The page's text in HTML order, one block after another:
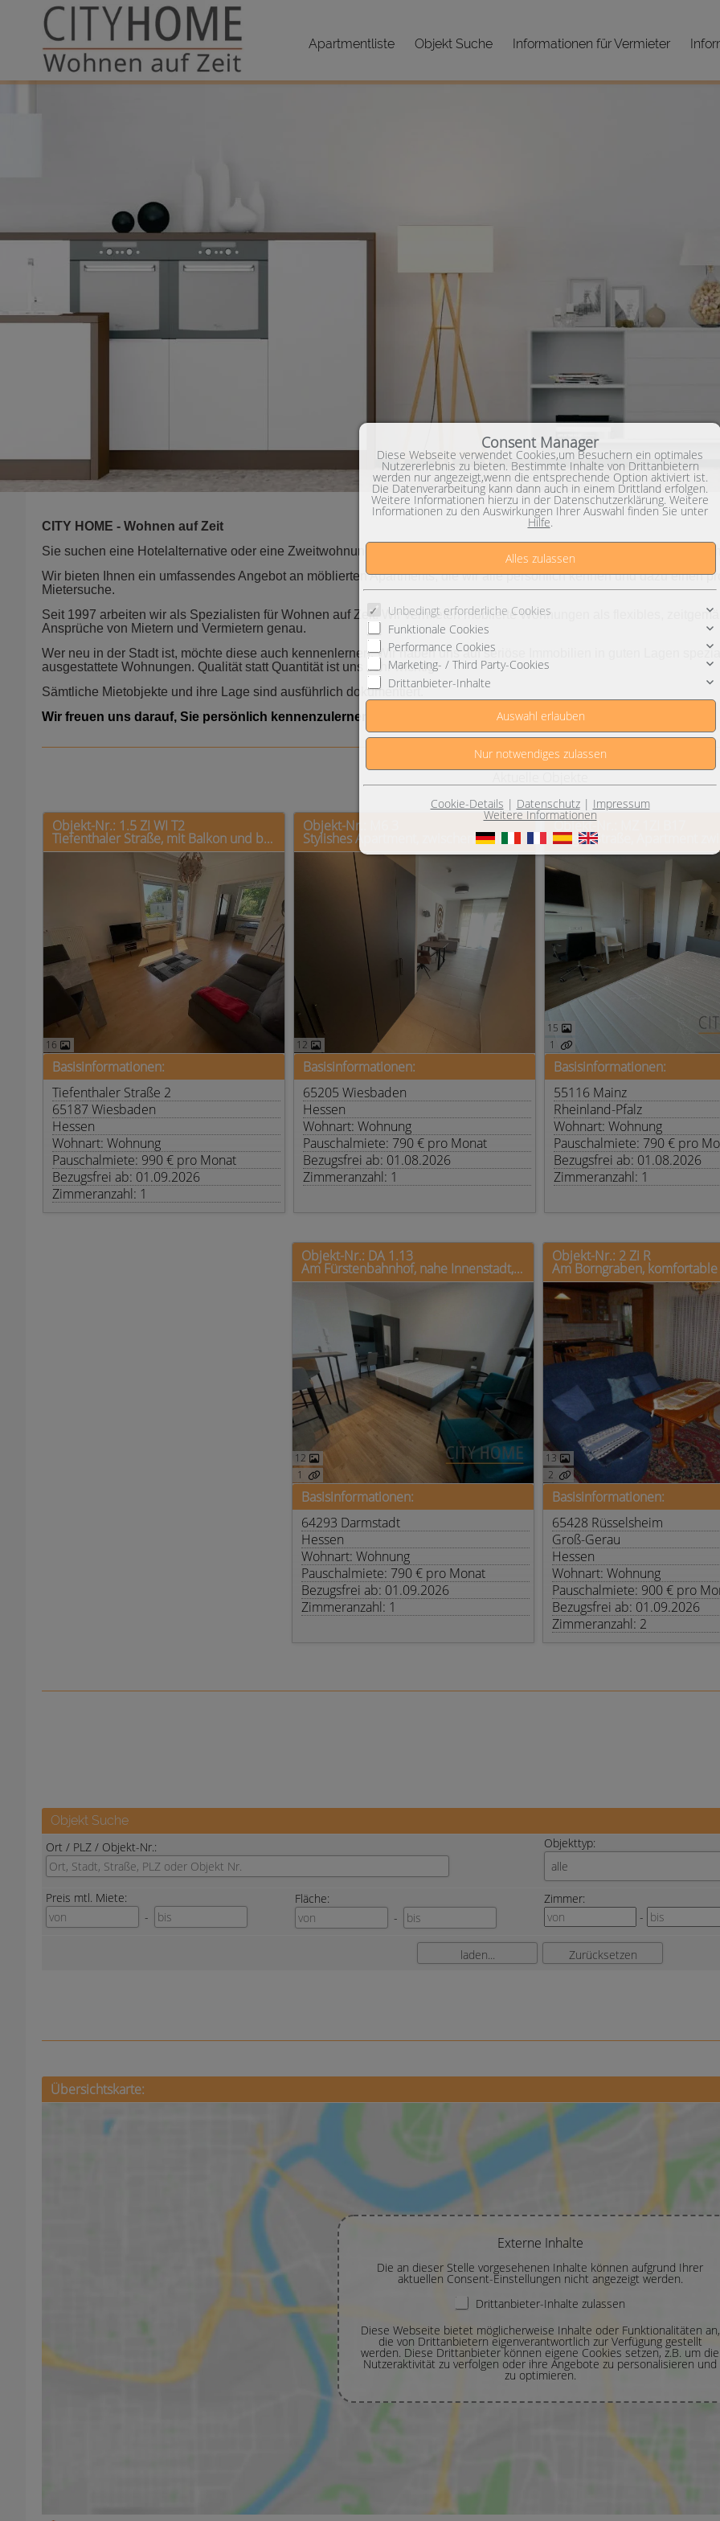
Apartmentliste Objekt Suche Informationen für Vermieter
CITY HOME - Wohnen auf Zeit
Sie suchen eine Hotelalternative oder eine Zweitwohnung zur Zwischenmiete und möchten so bald wie möglich
Wir bieten Ihnen ein umfassendes Angebot an möblierten Apartments, die wir alle persönlich kennen und dazu einen
Mietersuche.
Seit 1997 arbeiten wir als Spezialisten für Wohnen auf Zeit. Wir vermieten möblierte Wohnungen als flexibles,
Ansprüche von Mietern und Vermietern genau.
Wer neu in der Stadt ist, möchte diese auch kennenlernen. Wir haben uns auf seriöse Immobilien in guten Lagen
ausgestattete Wohnungen. Qualität statt Quantität ist uns sehr wichtig.
Sämtliche Mietobjekte und ihre Lage sind ausführlich dokumentiert.
Wir freuen uns darauf, Sie persönlich kennenzulernen!
Objekt-Nr.: 1.5 ZI WI T2
Tiefenthaler Straße, mit Balkon und bester Verkehrsanbindung
16
Basisinformationen:
Tiefenthaler Straße 2
65187 Wiesbaden
Hessen
Wohnart: Wohnung
Pauschalmiete: 990 € pro Monat
Bezugsfrei ab: 01.09.2026
Zimmeranzahl: 1
Objekt-Nr.: M6 3
12
Basisinformationen:
65205 Wiesbaden
Hessen
Wohnart: Wohnung
Pauschalmiete: 790 € pro Monat
Bezugsfrei ab: 01.08.2026
Zimmeranzahl: 1
Objekt-Nr.: MZ 1ZI B17
1
15
Basisinformationen:
55116 Mainz
Rheinland-Pfalz
Wohnart: Wohnung
Pauschalmiete: 790 € pro
Bezugsfrei ab: 01.08.2026
Zimmeranzahl: 1
Objekt-Nr.: DA 1.13
Am Fürstenbahnhof, nahe Innenstadt, super Verkehrsanbindung
1
12
Basisinformationen:
64293 Darmstadt
Hessen
Wohnart: Wohnung
Pauschalmiete: 790 € pro Monat
Bezugsfrei ab: 01.09.2026
Zimmeranzahl: 1
Objekt-Nr.: 2 Zi R
2
13
Basisinformationen:
65428 Rüsselsheim
Groß-Gerau
Hessen
Wohnart: Wohnung
Pauschalmiete: 900 € pro
Bezugsfrei ab: 01.09.2026
Zimmeranzahl: 2
Übersichtskarte:
Consent Manager
Diese Webseite verwendet Cookies,um Besuchern ein optimales
Nutzererlebnis zu bieten. Bestimmte Inhalte von Drittanbietern
werden nur angezeigt,wenn die entsprechende Option aktiviert ist.
Die Datenverarbeitung kann dann auch in einem Drittland erfolgen.
Weitere Informationen hierzu in der Datenschutzerklärung. Weitere
Informationen zu den Auswirkungen Ihrer Auswahl finden Sie unter
Hilfe.
Unbedingt erforderliche Cookies
Funktionale Cookies
Performance Cookies
Marketing- / Third Party-Cookies
Drittanbieter-Inhalte
Cookie-Details | Datenschutz| Impressum
Weitere Informationen